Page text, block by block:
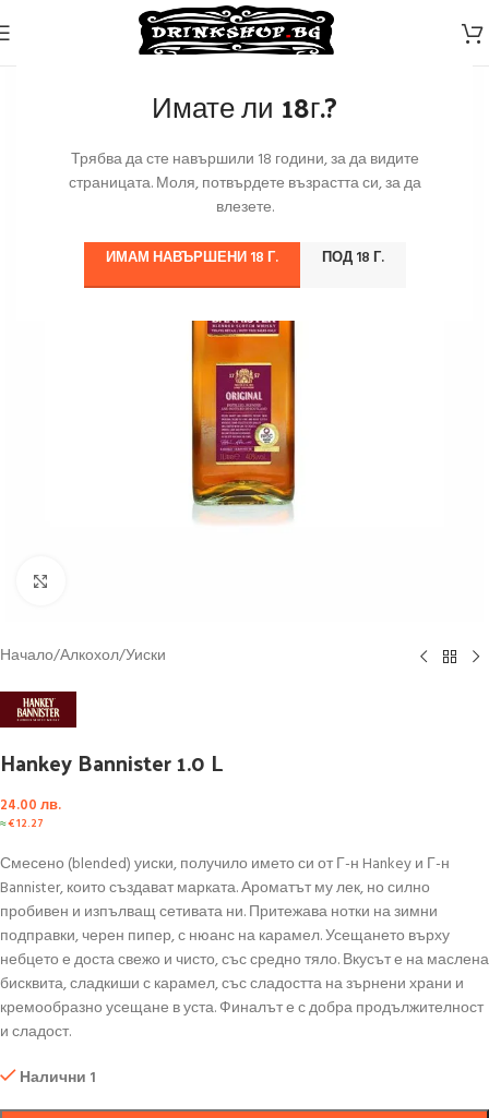
Имате ли 18г.?
Трябва да сте навършили 18 години, за да видите
страницата. Моля, потвърдете възрастта си, за да
влезете.
ИМАМ НАВЪРШЕНИ 18 Г. ПОД 18 Г.
Начало/Алкохол/Уиски
Hankey Bannister 1.0 L
24.00 лв.
≈€12.27
Смесено (blended) уиски, получило името си от Г-н Hankey и Г-н
Bannister, които създават марката. Ароматът му лек, но силно
пробивен и изпълващ сетивата ни. Притежава нотки на зимни
подправки, черен пипер, с нюанс на карамел. Усещането върху
небцето е доста свежо и чисто, със средно тяло. Вкусът е на маслена
бисквита, сладкиши с карамел, със сладостта на зърнени храни и
кремообразно усещане в уста. Финалът е с добра продължителност
и сладост.
Налични 1